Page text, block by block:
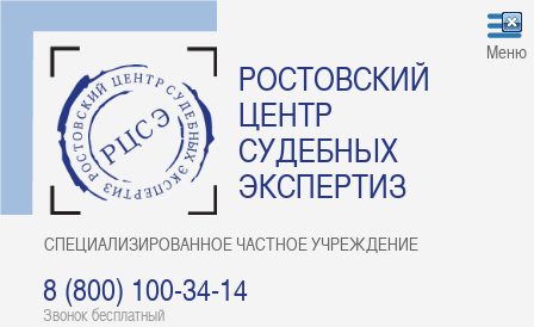
РОСТОВСКИЙ
ЦЕНТР
СУДЕБНЫХ
ЭКСПЕРТИЗ
СПЕЦИАЛИЗИРОВАННОЕ ЧАСТНОЕ УЧРЕЖДЕНИЕ
8 (800) 100-34-14
Звонок бесплатный
Меню